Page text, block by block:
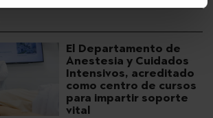
El Departamento de
Anestesia y Cuidados
Intensivos, acreditado
como centro de cursos
para impartir soporte
vital